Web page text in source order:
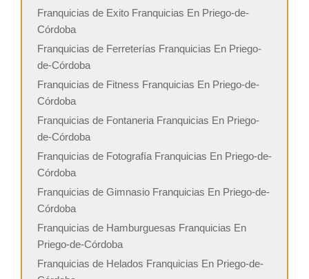
Franquicias de Exito Franquicias En Priego-de-
Córdoba
Franquicias de Ferreterías Franquicias En Priego-
de-Córdoba
Franquicias de Fitness Franquicias En Priego-de-
Córdoba
Franquicias de Fontaneria Franquicias En Priego-
de-Córdoba
Franquicias de Fotografía Franquicias En Priego-de-
Córdoba
Franquicias de Gimnasio Franquicias En Priego-de-
Córdoba
Franquicias de Hamburguesas Franquicias En
Priego-de-Córdoba
Franquicias de Helados Franquicias En Priego-de-